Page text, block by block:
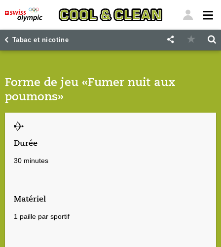
Tabac et nicotine
Forme de jeu «Fumer nuit aux
poumons»
Durée
30 minutes
Matériel
1 paille par sportif